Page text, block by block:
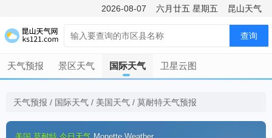
2026-08-07 六月廿五 星期五 昆山天气
查询
天气预报 景区天气 国际天气 卫星云图
天气预报 / 国际天气 / 美国天气 / 莫耐特天气预报